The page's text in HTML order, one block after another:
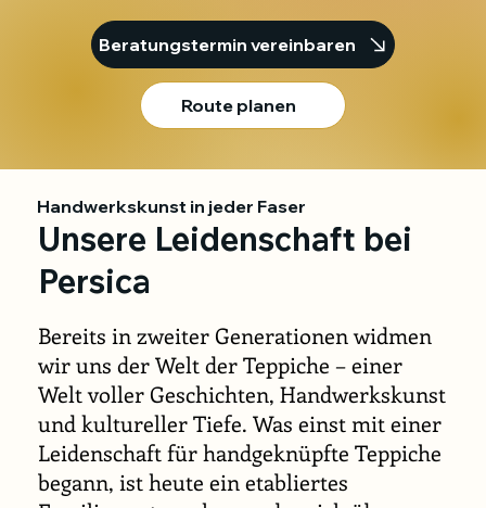
Handwerkskunst in jeder Faser
Unsere Leidenschaft bei
Persica
Bereits in zweiter Generationen widmen
wir uns der Welt der Teppiche – einer
Welt voller Geschichten, Handwerkskunst
und kultureller Tiefe. Was einst mit einer
Leidenschaft für handgeknüpfte Teppiche
begann, ist heute ein etabliertes
Beratungstermin vereinbaren
Route planen